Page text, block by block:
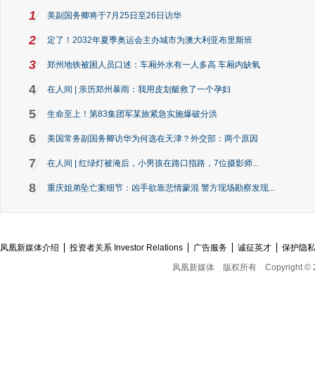
1 美副国务卿将于7月25日至26日访华
2 定了！2032年夏季奥运会主办城市为澳大利亚布里斯班
3 郑州地铁被困人员口述：车厢外水有一人多高 车厢内缺氧
4 在人间 | 亲历郑州暴雨：我用皮划艇救了一个孕妇
5 生命至上！第83集团军某旅紧急实施爆破分洪
6 美国常务副国务卿访华为何选在天津？外交部：两个原因
7 在人间 | 红绿灯被淹后，小男孩在路口指路，7位摄影师...
8 重庆姐弟坠亡案细节：凶手欲靠悲情蒙混 警方现场勘察发现...
凤凰新媒体介绍 投资者关系 Investor Relations 广告服务 诚征英才
保护隐
凤凰新媒体
版权所有 Copyright ©